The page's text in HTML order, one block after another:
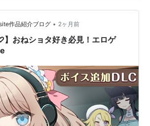
作品紹介ブログ • 2ヶ月前
】おねショタ好き必見！エロゲ